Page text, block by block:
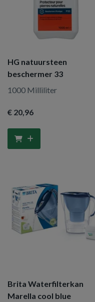
HG natuursteen
beschermer 33
1000 Milliliter
€ 20,96
Brita Waterfilterkan
Marella cool blue